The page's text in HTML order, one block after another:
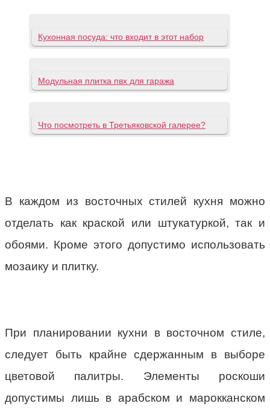
Кухонная посуда: что входит в этот набор
Модульная плитка пвх для гаража
Что посмотреть в Третьяковской галерее?
В каждом из восточных стилей кухня можно
отделать как краской или штукатуркой, так и
обоями. Кроме этого допустимо использовать
мозаику и плитку.
При планировании кухни в восточном стиле,
следует быть крайне сдержанным в выборе
цветовой палитры. Элементы роскоши
допустимы лишь в арабском и марокканском